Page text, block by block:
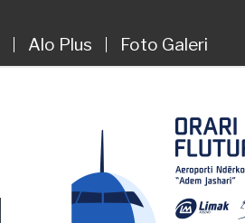
Alo Plus Foto Galeri